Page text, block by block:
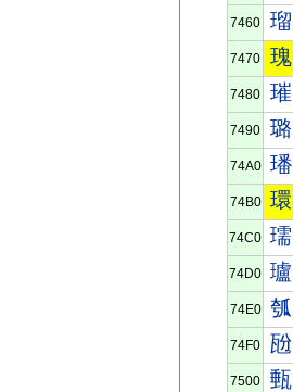
7460 瑠
7470 瑰
7480 璀
7490 璐
74A0 璠
74B0 環
74C0 瓀
74D0 瓐
74E0 瓠
74F0 瓰
7500 甀